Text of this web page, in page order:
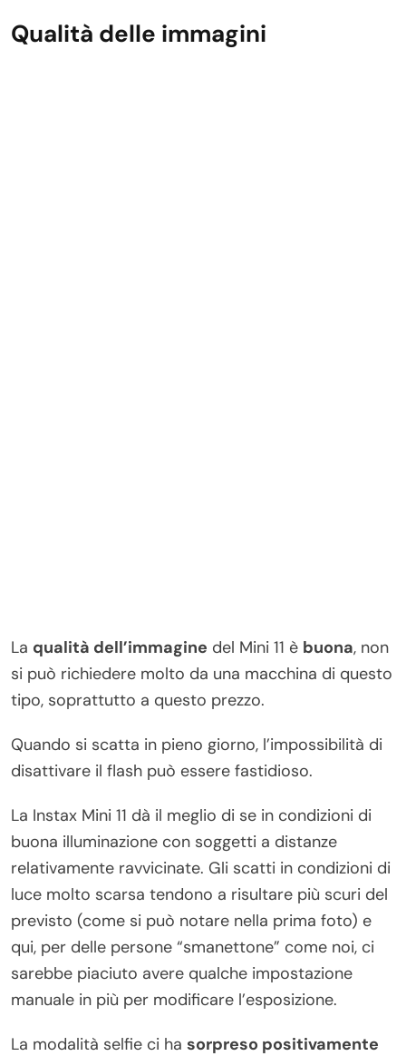
Qualità delle immagini
La qualità dell’immagine del Mini 11 è buona, non
si può richiedere molto da una macchina di questo
tipo, soprattutto a questo prezzo.
Quando si scatta in pieno giorno, l’impossibilità di
disattivare il flash può essere fastidioso.
La Instax Mini 11 dà il meglio di se in condizioni di
buona illuminazione con soggetti a distanze
relativamente ravvicinate. Gli scatti in condizioni di
luce molto scarsa tendono a risultare più scuri del
previsto (come si può notare nella prima foto) e
qui, per delle persone “smanettone” come noi, ci
sarebbe piaciuto avere qualche impostazione
manuale in più per modificare l’esposizione.
La modalità selfie ci ha sorpreso positivamente